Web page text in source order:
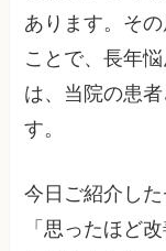
あります。そ
ことで、長年
は、当院の患
す。
今日ご紹介し
「思ったほど